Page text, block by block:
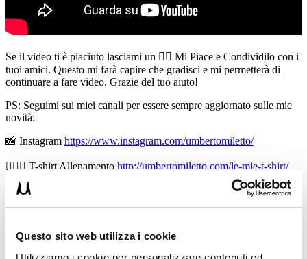
Questo sito web utilizza i cookie
Se il video ti è piaciuto lasciami un 👍🏻 Mi Piace e Condividilo con i
tuoi amici. Questo mi farà capire che gradisci e mi permetterà di
continuare a fare video. Grazie del tuo aiuto!
PS: Seguimi sui miei canali per essere sempre aggiornato sulle mie
novità:
📸 Instagram https://www.instagram.com/umbertomiletto/
🏋🏻‍♂️ T-shirt Allenamento http://umbertomiletto.com/le-mie-t-shirt/
Avvertenze: le informazioni contenute in questi video non intendono
L’allenamento con sovraccarichi, a corpo libero, con i kettlebell, con
il trx, e con altri attrezzi può causare infortuni, si consiglia pertanto